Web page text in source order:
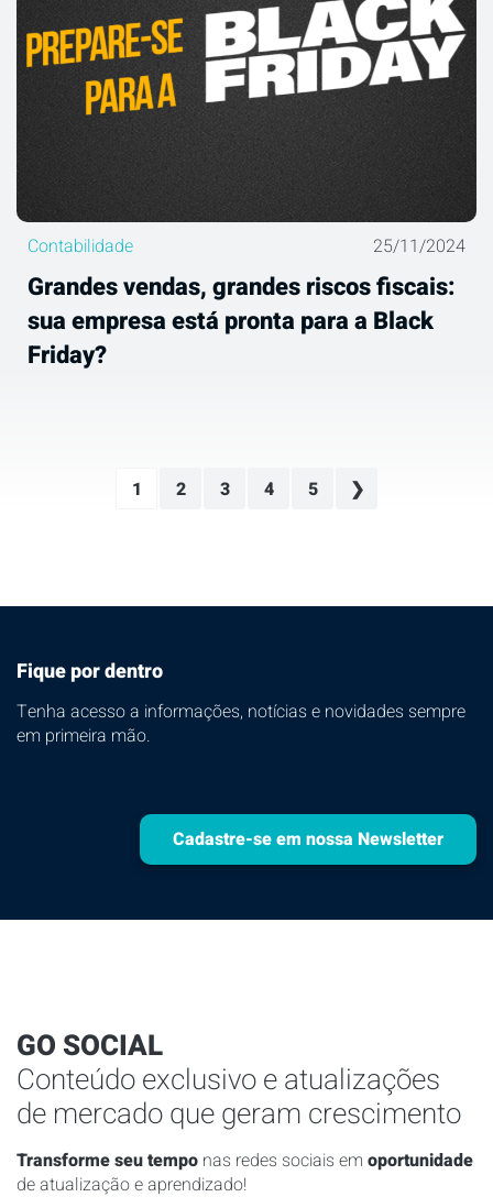
Contabilidade 25/11/2024
Grandes vendas, grandes riscos fiscais:
sua empresa está pronta para a Black
Friday?
1 2 3 4 5
Fique por dentro
Tenha acesso a informações, notícias e novidades sempre
em primeira mão.
Cadastre-se em nossa Newsletter
GO SOCIAL
Conteúdo exclusivo e atualizações
de mercado que geram crescimento
Transforme seu tempo nas redes sociais em oportunidade
de atualização e aprendizado!